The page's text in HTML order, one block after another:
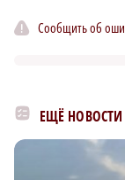
Сообщить об
ЕЩЁ